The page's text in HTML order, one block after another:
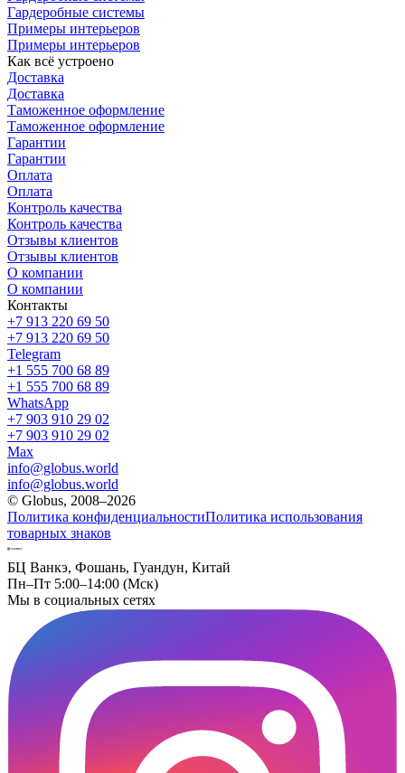
Гардеробные системы
Примеры интерьеров
Примеры интерьеров
Как всё устроено
Доставка
Доставка
Таможенное оформление
Таможенное оформление
Гарантии
Гарантии
Оплата
Оплата
Контроль качества
Контроль качества
Отзывы клиентов
Отзывы клиентов
О компании
О компании
Контакты
+7 913 220 69 50
+7 913 220 69 50
Telegram
+1 555 700 68 89
+1 555 700 68 89
WhatsApp
+7 903 910 29 02
+7 903 910 29 02
Max
info@globus.world
info@globus.world
© Globus, 2008–2026
Политика конфиденциальностиПолитика использования
товарных знаков
БЦ Ванкэ, Фошань, Гуандун, Китай
Пн–Пт 5:00–14:00 (Мск)
Мы в социальных сетях